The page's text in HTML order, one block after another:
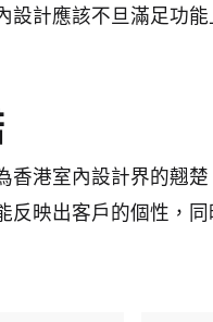
計應該不旦滿足功
港室內設計界的翹
映出客戶的個性，